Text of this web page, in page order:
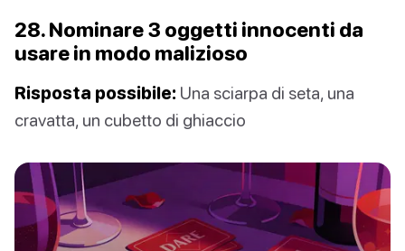
28. Nominare 3 oggetti innocenti da
usare in modo malizioso
Risposta possibile: Una sciarpa di seta, una
cravatta, un cubetto di ghiaccio